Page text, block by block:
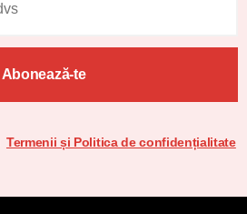
Abonează-te
Termenii și Politica de confidențialitate